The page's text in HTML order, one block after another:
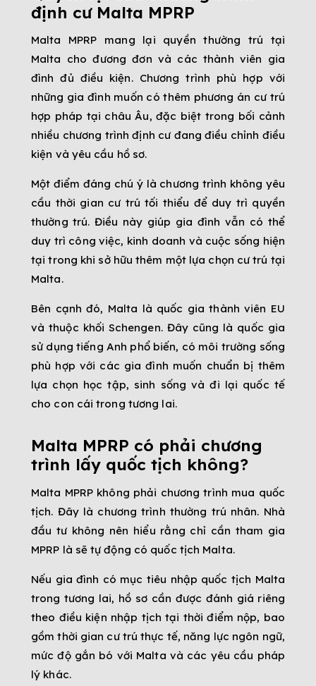
định cư Malta MPRP
Malta MPRP mang lại quyền thường trú tại
Malta cho đương đơn và các thành viên gia
đình đủ điều kiện. Chương trình phù hợp với
những gia đình muốn có thêm phương án cư trú
hợp pháp tại châu Âu, đặc biệt trong bối cảnh
nhiều chương trình định cư đang điều chỉnh điều
kiện và yêu cầu hồ sơ.
Một điểm đáng chú ý là chương trình không yêu
cầu thời gian cư trú tối thiểu để duy trì quyền
thường trú. Điều này giúp gia đình vẫn có thể
duy trì công việc, kinh doanh và cuộc sống hiện
tại trong khi sở hữu thêm một lựa chọn cư trú tại
Malta.
Bên cạnh đó, Malta là quốc gia thành viên EU
và thuộc khối Schengen. Đây cũng là quốc gia
sử dụng tiếng Anh phổ biến, có môi trường sống
phù hợp với các gia đình muốn chuẩn bị thêm
lựa chọn học tập, sinh sống và đi lại quốc tế
cho con cái trong tương lai.
Malta MPRP có phải chương
trình lấy quốc tịch không?
Malta MPRP không phải chương trình mua quốc
tịch. Đây là chương trình thường trú nhân. Nhà
đầu tư không nên hiểu rằng chỉ cần tham gia
MPRP là sẽ tự động có quốc tịch Malta.
Nếu gia đình có mục tiêu nhập quốc tịch Malta
trong tương lai, hồ sơ cần được đánh giá riêng
theo điều kiện nhập tịch tại thời điểm nộp, bao
gồm thời gian cư trú thực tế, năng lực ngôn ngữ,
mức độ gắn bó với Malta và các yêu cầu pháp
lý khác.